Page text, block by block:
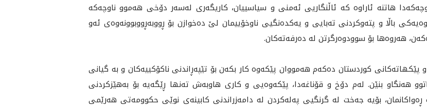
لە ناوچەکه‌دا هاتنه‌ ئاراوه‌ كه‌ ئاڵنگاریی ئەمنی و سیاسیيان، کاریگەری لەسەر دۆخى هه‌موو ناوچەکە
باڵا و پته‌وكردنى ته‌بايى و يه‌كده‌نگيى ناوخۆیيمان لێ ده‌خوازن بۆ ڕووبەڕووبوونەوەی ئەو
هه‌روه‌ها بۆ سوودوه‌ر‌گرتن له‌ ده‌رفه‌ته‌كان.
پێکهاتەکانی کوردستان دەکەم هه‌مووان پێكه‌وه‌ كار بكه‌ن بۆ تێپه‌ڕاندنى ناكۆكييه‌كان و بە گیانی
هه‌نگاو بنێن. له‌م دۆخ و قۆناغه‌دا، پێكه‌وه‌يى و کاری هاوبەش تەنها ڕێگەیە بۆ بەهێزکردنی
بۆيه‌ جه‌خت له‌ گرنگيى په‌له‌كردن له‌ دامه‌زراندنى كابينه‌ى نوێى حكوومه‌تى هه‌رێمى